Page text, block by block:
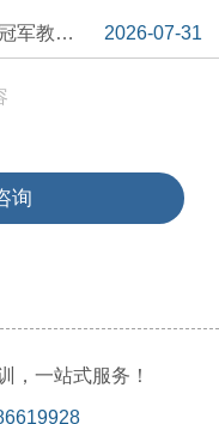
辩论第
15:41:53
军教练
2026-07-31
询
，一站式服务！